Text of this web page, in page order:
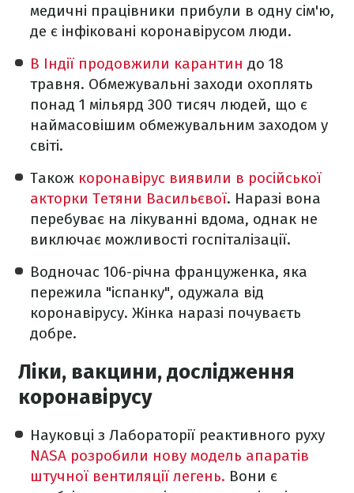
медичні працівники прибули в одну сім'ю,
де є інфіковані коронавірусом люди.
В Індії продовжили карантин до 18
травня. Обмежувальні заходи охоплять
понад 1 мільярд 300 тисяч людей, що є
наймасовішим обмежувальним заходом у
світі.
Також коронавірус виявили в російської
акторки Тетяни Васильєвої. Наразі вона
перебуває на лікуванні вдома, однак не
виключає можливості госпіталізації.
Водночас 106-річна француженка, яка
пережила "іспанку", одужала від
коронавірусу. Жінка наразі почуваєть
добре.
Ліки, вакцини, дослідження
коронавірусу
Науковці з Лабораторії реактивного руху
NASA розробили нову модель апаратів
штучної вентиляції легень. Вони є